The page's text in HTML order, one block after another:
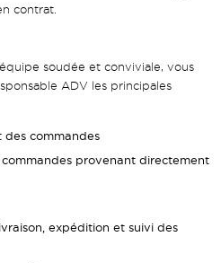
contrat.
soudée et conviviale, vous
ADV les principales
des commandes
provenant directement
expédition et suivi des